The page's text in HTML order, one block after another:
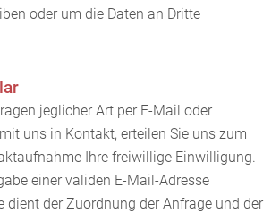
oder um die Daten an Dritte
jeglicher Art per E-Mail oder
uns in Kontakt, erteilen Sie uns zum
Ihre freiwillige Einwilligung.
einer validen E-Mail-Adresse
dient der Zuordnung der Anfrage und der